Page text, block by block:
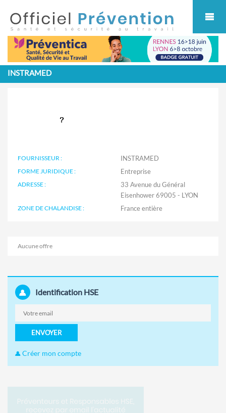
INSTRAMED
FOURNISSEUR : INSTRAMED
FORME JURIDIQUE : Entreprise
ADRESSE :
33 Avenue du Général
Eisenhower 69005 - LYON
ZONE DE CHALANDISE :
Aucune offre
Identification HSE
ENVOYER
Créer mon compte